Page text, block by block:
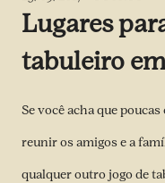
Lugares
tabuleiro
Se você acha que
reunir os amigos e a
qualquer outro jogo de